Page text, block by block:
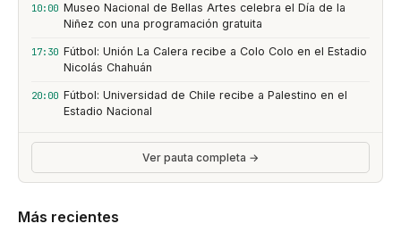
10:00 Museo Nacional de Bellas Artes celebra el Día de la
Niñez con una programación gratuita
17:30 Fútbol: Unión La Calera recibe a Colo Colo en el Estadio
Nicolás Chahuán
20:00 Fútbol: Universidad de Chile recibe a Palestino en el
Estadio Nacional
Ver pauta completa →
Más recientes